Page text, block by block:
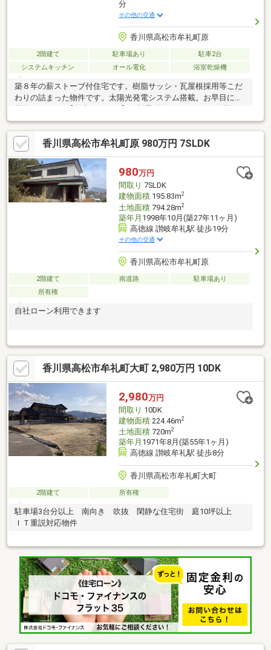
分
その他の交通
香川県高松市牟礼町原
2階建て 駐車場あり
駐車2台
システムキッチン
オール電化 浴室乾燥機
築８年の薪ストーブ付住宅です。樹脂サッシ・瓦屋根採用等こだ
わりの詰まった物件です。太陽光発電システム搭載。お早目にご
ール樹脂サッシ採用・瓦屋根仕様（スーパーセラブライト）・外
壁材（ＫＭＥＷ製 光セラ）採用・太陽光発電システム（パナソ
ニック製３．９２ｋｗ）・リビング薪ストーブ（上階主寝室に煙
突あり）・玄関ドア スマートドア仕様・玄関・パントリーＲ壁
仕様とこだわりのある物件です。
香川県高松市牟礼町原 980万円 7SLDK
980万円
間取り 7SLDK
建物面積195.83m2
土地面積794.28m2
築年月 1998年10月(築27年11ヶ月)
高徳線 讃岐牟礼駅 徒歩19分
その他の交通
香川県高松市牟礼町原
2階建て 南道路
駐車場あり
所有権
自社ローン利用できます
香川県高松市牟礼町大町 2,980万円 10DK
2,980万円
間取り 10DK
建物面積224.46m2
土地面積720m2
築年月 1971年8月(築55年1ヶ月)
高徳線 讃岐牟礼駅 徒歩8分
香川県高松市牟礼町大町
2階建て 所有権
駐車場3台分以上 南向き 吹抜 閑静な住宅街 庭10坪以上
ＩＴ重説対応物件